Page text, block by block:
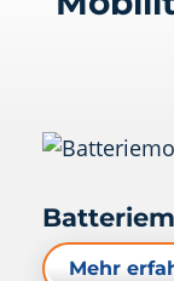
Mehr